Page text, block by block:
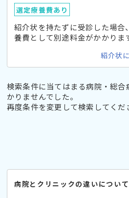
選定療養費あり
紹介状を持たずに受診した場合
養費として別途料金がかかりま
紹介状
検索条件に当てはまる病院・総合
かりませんでした。
再度条件を変更して検索してくだ
病院とクリニックの違いについて